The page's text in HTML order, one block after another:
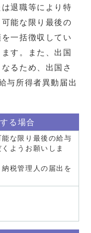
退職等により特
能な限り最後の
一括徴収してい
す。また、出国
るため、出国さ
与所得者異動届出
る場合
な限り最後の給与
ようお願いしま
税管理人の届出を